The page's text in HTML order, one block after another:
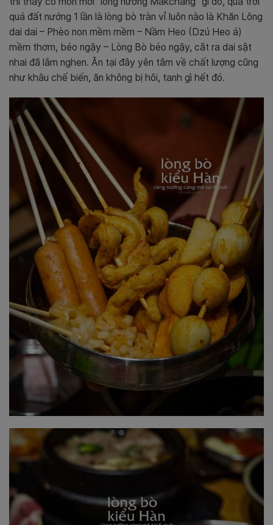
quá đất nướng 1 lần là lòng bò tràn vỉ luôn nào là Khăn Lông
dai dai – Phèo non mềm mềm – Nầm Heo (Dzú Heo á)
mềm thơm, béo ngậy – Lòng Bò béo ngậy, cắt ra dai sật
nhai đã lắm nghen. Ăn tại đây yên tâm về chất lượng cũng
như khâu chế biến, ăn không bị hôi, tanh gì hết đó.